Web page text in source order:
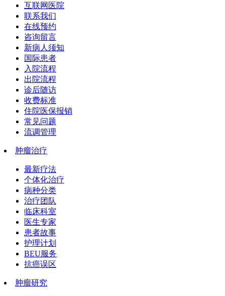
互联网医院
联系我们
在线预约
咨询留言
新病人须知
国际患者
入院流程
出院流程
诊后随访
收费标准
住院医保报销
常见问题
流调管理
肿瘤治疗
最新疗法
个体化治疗
病种分类
治疗团队
临床科室
医生专家
患者故事
护理计划
BEU服务
抗癌误区
肿瘤研究